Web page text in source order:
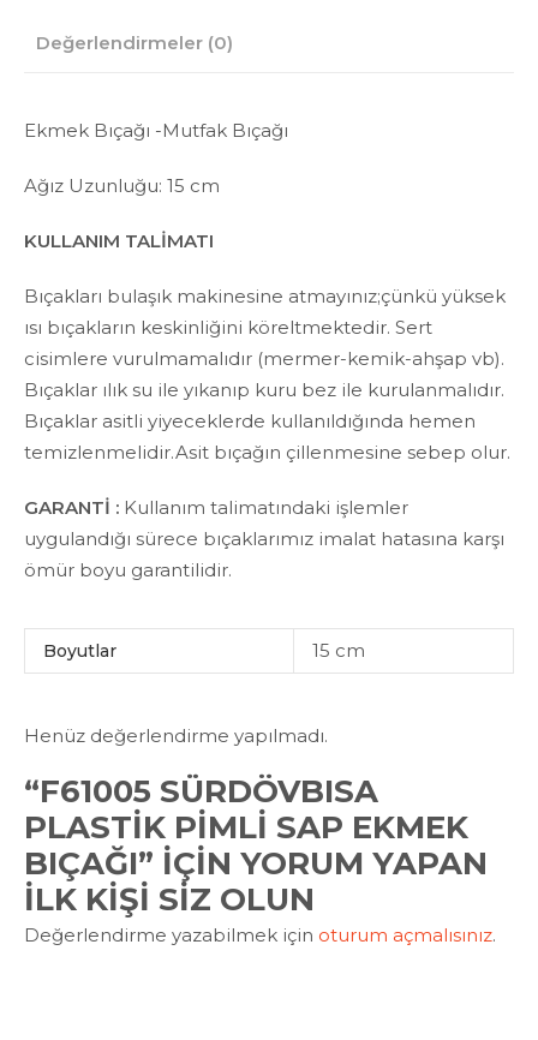
Değerlendirmeler (0)
Ekmek Bıçağı -Mutfak Bıçağı
Ağız Uzunluğu: 15 cm
KULLANIM TALİMATI
Bıçakları bulaşık makinesine atmayınız;çünkü yüksek
ısı bıçakların keskinliğini köreltmektedir. Sert
cisimlere vurulmamalıdır (mermer-kemik-ahşap vb).
Bıçaklar ılık su ile yıkanıp kuru bez ile kurulanmalıdır.
Bıçaklar asitli yiyeceklerde kullanıldığında hemen
temizlenmelidir.Asit bıçağın çillenmesine sebep olur.
GARANTİ : Kullanım talimatındaki işlemler
uygulandığı sürece bıçaklarımız imalat hatasına karşı
ömür boyu garantilidir.
Boyutlar 15 cm
Henüz değerlendirme yapılmadı.
“F61005 SÜRDÖVBISA
PLASTIK PIMLI SAP EKMEK
BIÇAĞI” IÇIN YORUM YAPAN
ILK KIŞI SIZ OLUN
Değerlendirme yazabilmek için oturum açmalısınız.